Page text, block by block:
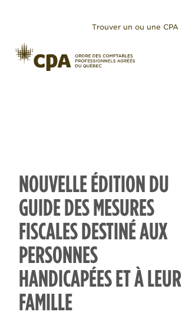
Trouver un ou une CPA
NOUVELLE ÉDITION DU
GUIDE DES MESURES
FISCALES DESTINÉ AUX
PERSONNES
HANDICAPÉES ET À LEUR
FAMILLE